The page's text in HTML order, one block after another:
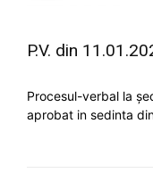
P.V. din
Procesul-verbal la
aprobat in sedinta